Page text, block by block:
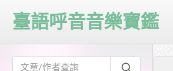
臺語呼音音樂寶鑑